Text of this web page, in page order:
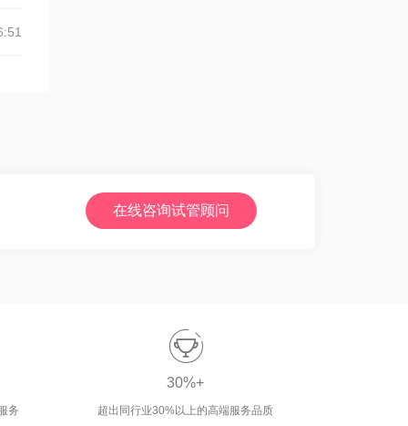
在线咨询试管顾问
务

30%+
超出同行业30%以上的高端服务品质